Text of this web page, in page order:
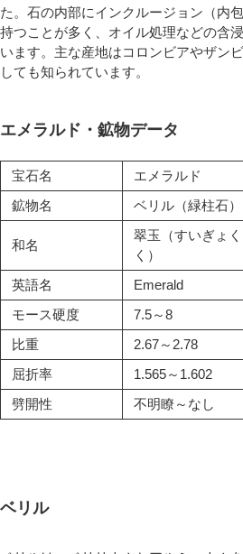
た。石の内部にインクルージョン（内
持つことが多く、オイル処理などの含
います。主な産地はコロンビアやザン
しても知られています。
エメラルド・鉱物データ
宝石名
エメラルド
鉱物名
ベリル（緑柱石）
和名
翠玉（すいぎょ
く）
英語名
Emerald
モース硬度
7.5～8
比重
2.67～2.78
屈折率
1.565～1.602
劈開性
不明瞭～なし
ベリル